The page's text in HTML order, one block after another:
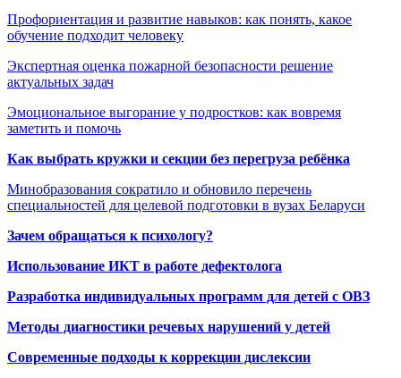
Профориентация и развитие навыков: как понять, какое
обучение подходит человеку
Экспертная оценка пожарной безопасности решение
актуальных задач
Эмоциональное выгорание у подростков: как вовремя
заметить и помочь
Как выбрать кружки и секции без перегруза ребёнка
Минобразования сократило и обновило перечень
специальностей для целевой подготовки в вузах Беларуси
Зачем обращаться к психологу?
Использование ИКТ в работе дефектолога
Разработка индивидуальных программ для детей с ОВЗ
Методы диагностики речевых нарушений у детей
Современные подходы к коррекции дислексии